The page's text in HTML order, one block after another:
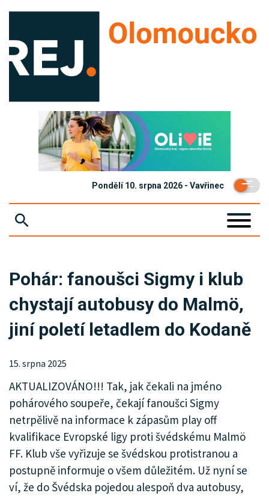
Pondělí 10. srpna 2026 - Vavřinec
KRIMI
SPORT
KULTURA
SPOLEČNOST
HISTORIE
MHD
INZERCE
ARCHIV
Pohár: fanoušci Sigmy i klub
chystají autobusy do Malmö,
jiní poletí letadlem do Kodaně
15. srpna 2025
AKTUALIZOVÁNO!!! Tak, jak čekali na jméno
pohárového soupeře, čekají fanoušci Sigmy
netrpělivě na informace k zápasům play off
kvalifikace Evropské ligy proti švédskému Malmö
FF. Klub vše vyřizuje se švédskou protistranou a
postupně informuje o všem důležitém. Už nyní se
ví, že do Švédska pojedou alespoň dva autobusy,